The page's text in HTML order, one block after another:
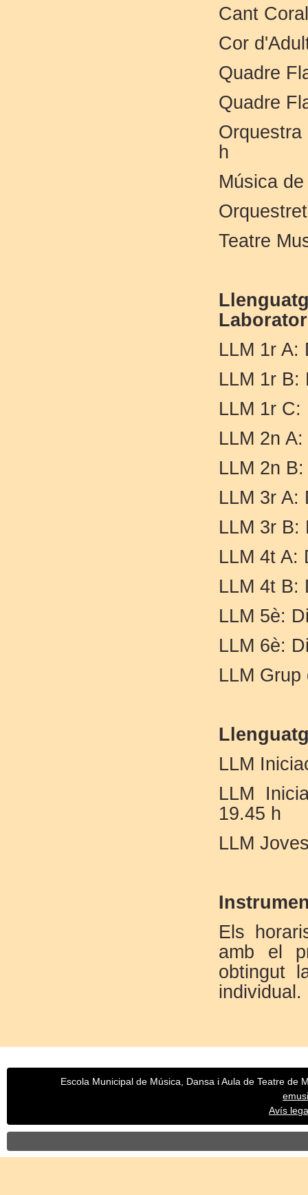
Cant
Cor
Quadre
Quadre
h
Música
Teatre
LLM 1r A:
LLM 1r B:
LLM 1r C:
LLM 2n
LLM 2n
LLM 3r A:
LLM 3r B:
LLM 4t A:
LLM 4t B:
LLM 5è:
LLM 6è:
LLM
LLM
LLM
19.45 h
LLM
Els
amb el
obtingut
individual.
Escola Municipal de Música, Dansa i Aula de Teatre de
Avís